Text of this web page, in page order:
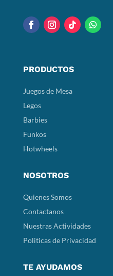
PRODUCTOS
Juegos de Mesa
Legos
Barbies
Funkos
Hotwheels
NOSOTROS
Quienes Somos
Contactanos
Nuestras Actividades
Politicas de Privacidad
TE AYUDAMOS